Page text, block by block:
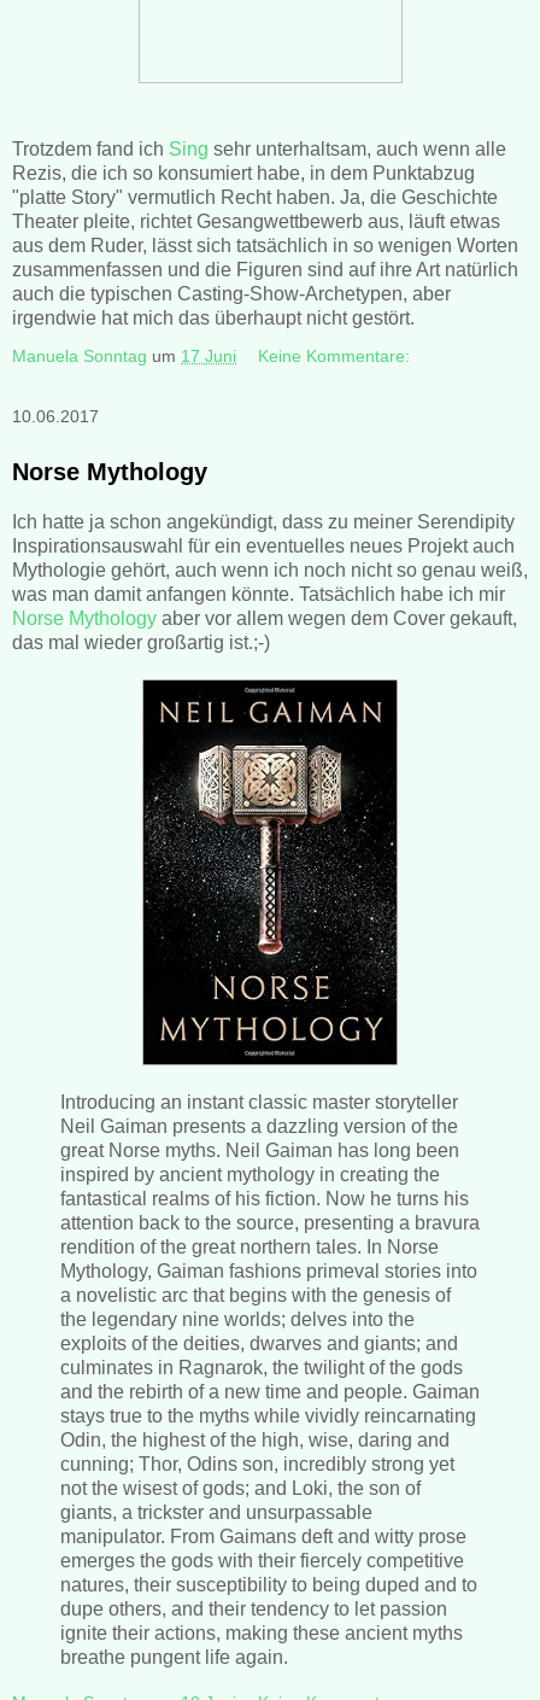
Trotzdem fand ich Sing sehr unterhaltsam, auch wenn alle
Rezis, die ich so konsumiert habe, in dem Punktabzug
"platte Story" vermutlich Recht haben. Ja, die Geschichte
Theater pleite, richtet Gesangwettbewerb aus, läuft etwas
aus dem Ruder, lässt sich tatsächlich in so wenigen Worten
zusammenfassen und die Figuren sind auf ihre Art natürlich
auch die typischen Casting-Show-Archetypen, aber
irgendwie hat mich das überhaupt nicht gestört.
Manuela Sonntag um 17 Juni Keine Kommentare:
10.06.2017
Norse Mythology
Ich hatte ja schon angekündigt, dass zu meiner Serendipity
Inspirationsauswahl für ein eventuelles neues Projekt auch
Mythologie gehört, auch wenn ich noch nicht so genau weiß,
was man damit anfangen könnte. Tatsächlich habe ich mir
Norse Mythology aber vor allem wegen dem Cover gekauft,
das mal wieder großartig ist.;-)
Introducing an instant classic master storyteller
Neil Gaiman presents a dazzling version of the
great Norse myths. Neil Gaiman has long been
inspired by ancient mythology in creating the
fantastical realms of his fiction. Now he turns his
attention back to the source, presenting a bravura
rendition of the great northern tales. In Norse
Mythology, Gaiman fashions primeval stories into
a novelistic arc that begins with the genesis of
the legendary nine worlds; delves into the
exploits of the deities, dwarves and giants; and
culminates in Ragnarok, the twilight of the gods
and the rebirth of a new time and people. Gaiman
stays true to the myths while vividly reincarnating
Odin, the highest of the high, wise, daring and
cunning; Thor, Odins son, incredibly strong yet
not the wisest of gods; and Loki, the son of
giants, a trickster and unsurpassable
manipulator. From Gaimans deft and witty prose
emerges the gods with their fiercely competitive
natures, their susceptibility to being duped and to
dupe others, and their tendency to let passion
ignite their actions, making these ancient myths
breathe pungent life again.